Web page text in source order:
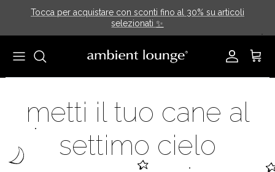
Passa ai contenuti
Tocca per acquistare con sconti fino al 30% su articoli
selezionati✨
Account
metti il tuo cane al
settimo cielo